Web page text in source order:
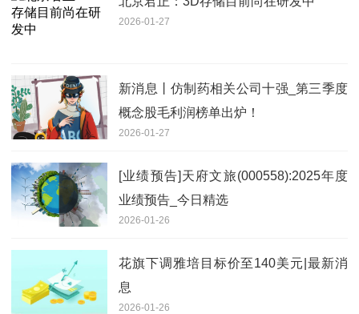
2026-01-27
新消息丨仿制药相关公司十强_第三季度
概念股毛利润榜单出炉！
2026-01-27
[业绩预告]天府文旅(000558):2025年度
业绩预告_今日精选
2026-01-26
花旗下调雅培目标价至140美元|最新消
息
2026-01-26